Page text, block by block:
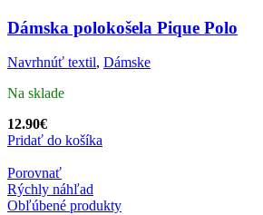
Dámska polokošela Pique Polo
Navrhnúť textil, Dámske
Na sklade
12.90€
Pridať do košíka
Porovnať
Rýchly náhľad
Obľúbené produkty